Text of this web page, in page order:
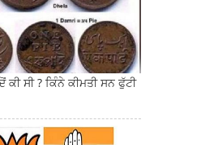
ਸੀ ? ਕਿੰਨੇ ਕੀਮਤੀ ਸਨ ਫੁੱਟੀ